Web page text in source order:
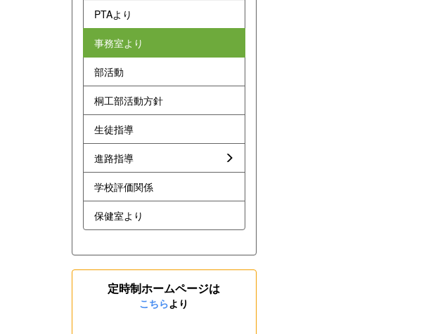
PTAより
事務室より
部活動
桐工部活動方針
生徒指導
進路指導
学校評価関係
保健室より
定時制ホームページは
こちらより